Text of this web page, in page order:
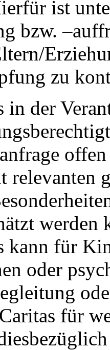
ist
bzw.
zu
in der
relevanten
kann für
oder
für